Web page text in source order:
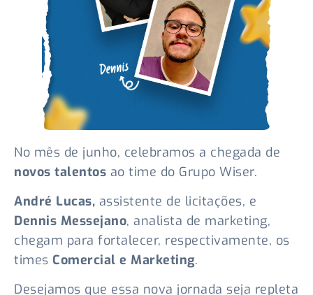
No mês de junho, celebramos a chegada de
novos talentos ao time do Grupo Wiser.
André Lucas, assistente de licitações, e
Dennis Messejano, analista de marketing,
chegam para fortalecer, respectivamente, os
times Comercial e Marketing.
Desejamos que essa nova jornada seja repleta